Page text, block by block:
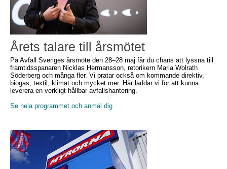
Årets talare till årsmötet
På Avfall Sveriges årsmöte den 28–28 maj får du chans att lyssna till
framtidsspanaren Nicklas Hermansson, retorikern Maria Wolrath
Söderberg och många fler. Vi pratar också om kommande direktiv,
biogas, textil, klimat och mycket mer. Här laddar vi för att kunna
leverera en verkligt hållbar avfallshantering.
Se hela programmet och anmäl dig